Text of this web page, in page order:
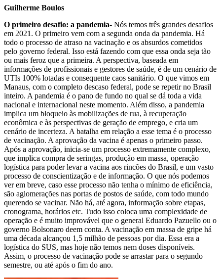
Guilherme Boulos
O primeiro desafio: a pandemia- Nós temos três grandes desafios
em 2021. O primeiro vem com a segunda onda da pandemia. Há
todo o processo de atraso na vacinação e os absurdos cometidos
pelo governo federal. Isso está fazendo com que essa onda seja tão
ou mais feroz que a primeira. A perspectiva, baseada em
informações de profissionais e gestores de saúde, é de um cenário de
UTIs 100% lotadas e consequente caos sanitário. O que vimos em
Manaus, com o completo descaso federal, pode se repetir no Brasil
inteiro. A pandemia é o pano de fundo no qual se dá toda a vida
nacional e internacional neste momento. Além disso, a pandemia
implica um bloqueio às mobilizações de rua, à recuperação
econômica e às perspectivas de geração de emprego, e cria um
cenário de incerteza. A batalha em relação a esse tema é o processo
de vacinação. A aprovação da vacina é apenas o primeiro passo.
Após a aprovação, inicia-se um processo extremamente complexo,
que implica compra de seringas, produção em massa, operação
logística para poder levar a vacina aos rincões do Brasil, e um vasto
processo de conscientização e de informação. O que nós podemos
ver em breve, caso esse processo não tenha o mínimo de eficiência,
são aglomerações nas portas de postos de saúde, com todo mundo
querendo se vacinar. Não há, até agora, informação sobre etapas,
cronograma, horários etc. Tudo isso coloca uma complexidade de
operação e é muito improvável que o general Eduardo Pazuello ou o
governo Bolsonaro deem conta. A vacinação em massa de gripe há
uma década alcançou 1,5 milhão de pessoas por dia. Essa era a
logística do SUS, mas hoje não temos nem doses disponíveis.
Assim, o processo de vacinação pode se arrastar para o segundo
semestre, ou até após o fim do ano.